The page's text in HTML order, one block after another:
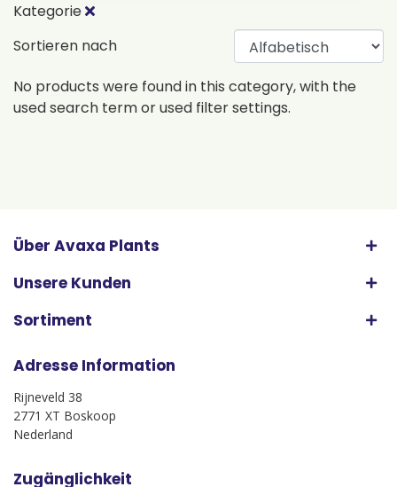
Kategorie
Sortieren nach
No products were found in this category, with the
used search term or used filter settings.
Über Avaxa Plants
Unsere Kunden
Sortiment
Adresse Information
Rijneveld 38
2771 XT Boskoop
Nederland
Zugänglichkeit